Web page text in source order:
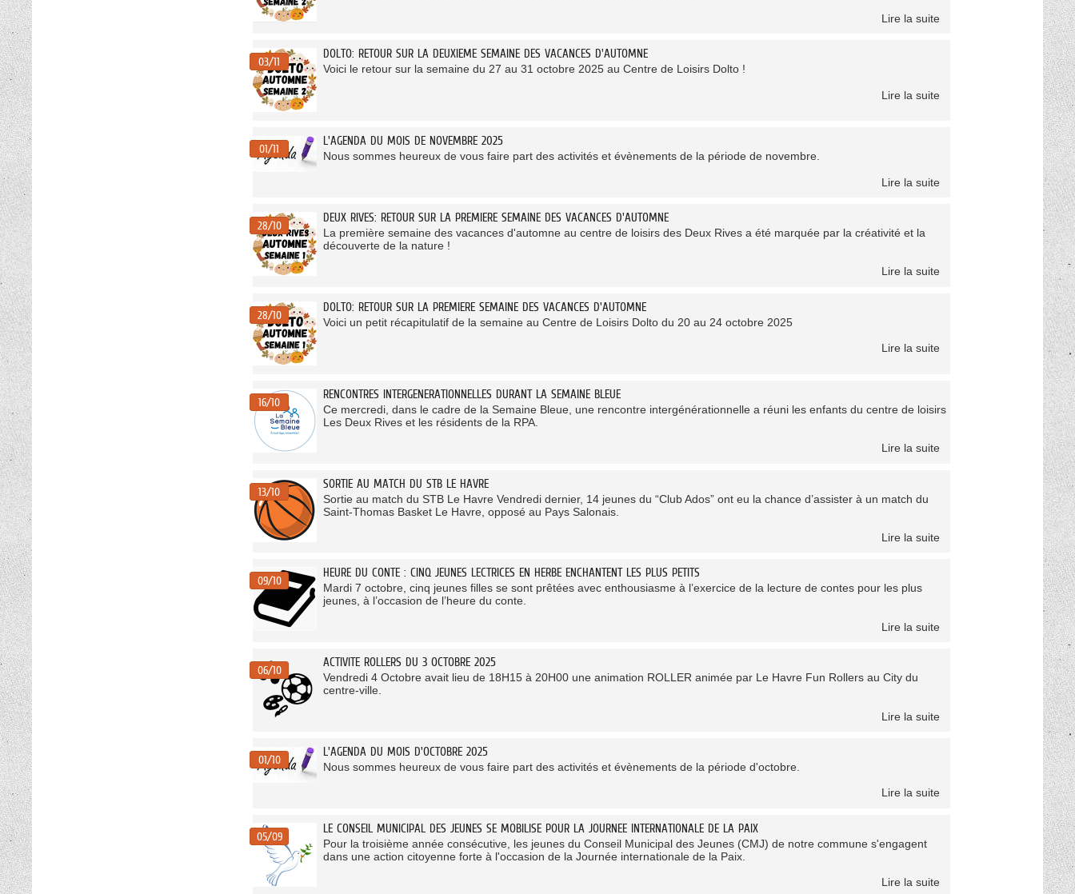
Lire la suite
03/11
DOLTO: RETOUR SUR LA DEUXIEME SEMAINE DES VACANCES D'AUTOMNE
Voici le retour sur la semaine du 27 au 31 octobre 2025 au Centre de Loisirs Dolto !
Lire la suite
01/11
L'AGENDA DU MOIS DE NOVEMBRE 2025
Nous sommes heureux de vous faire part des activités et évènements de la période de novembre.
Lire la suite
28/10
DEUX RIVES: RETOUR SUR LA PREMIERE SEMAINE DES VACANCES D'AUTOMNE
La première semaine des vacances d'automne au centre de loisirs des Deux Rives a été marquée par la créativité et la
découverte de la nature !
Lire la suite
28/10
DOLTO: RETOUR SUR LA PREMIERE SEMAINE DES VACANCES D'AUTOMNE
Voici un petit récapitulatif de la semaine au Centre de Loisirs Dolto du 20 au 24 octobre 2025
Lire la suite
16/10
RENCONTRES INTERGENERATIONNELLES DURANT LA SEMAINE BLEUE
Ce mercredi, dans le cadre de la Semaine Bleue, une rencontre intergénérationnelle a réuni les enfants du centre de loisirs
Les Deux Rives et les résidents de la RPA.
Lire la suite
13/10
SORTIE AU MATCH DU STB LE HAVRE
Sortie au match du STB Le Havre Vendredi dernier, 14 jeunes du “Club Ados” ont eu la chance d’assister à un match du
Saint-Thomas Basket Le Havre, opposé au Pays Salonais.
Lire la suite
09/10
HEURE DU CONTE : CINQ JEUNES LECTRICES EN HERBE ENCHANTENT LES PLUS PETITS
Mardi 7 octobre, cinq jeunes filles se sont prêtées avec enthousiasme à l’exercice de la lecture de contes pour les plus
jeunes, à l’occasion de l’heure du conte.
Lire la suite
06/10
ACTIVITE ROLLERS DU 3 OCTOBRE 2025
Vendredi 4 Octobre avait lieu de 18H15 à 20H00 une animation ROLLER animée par Le Havre Fun Rollers au City du
centre-ville.
Lire la suite
01/10
L'AGENDA DU MOIS D'OCTOBRE 2025
Nous sommes heureux de vous faire part des activités et évènements de la période d'octobre.
Lire la suite
05/09
LE CONSEIL MUNICIPAL DES JEUNES SE MOBILISE POUR LA JOURNEE INTERNATIONALE DE LA PAIX
Pour la troisième année consécutive, les jeunes du Conseil Municipal des Jeunes (CMJ) de notre commune s'engagent
dans une action citoyenne forte à l'occasion de la Journée internationale de la Paix.
Lire la suite